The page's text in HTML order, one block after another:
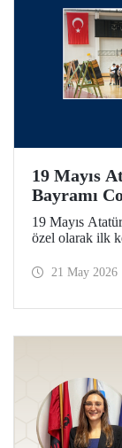
19 Mayıs
Bayramı
Yaşandı
19 Mayıs
özel olarak ilk
bir araya getirdi.
21 May 2026